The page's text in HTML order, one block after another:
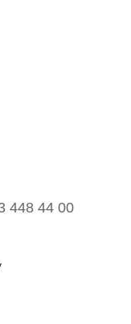
448 44 00